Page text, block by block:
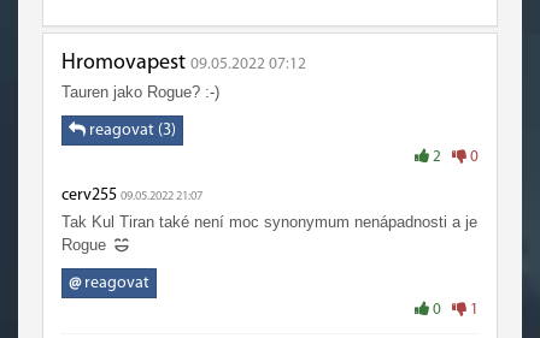
Hromovapest 09.05.2022 07:12
Tauren jako Rogue? :-)
reagovat (3)
2 0
cerv255 09.05.2022 21:07
Tak Kul Tiran také není moc synonymum nenápadnosti a je
Rogue
@reagovat
0 1